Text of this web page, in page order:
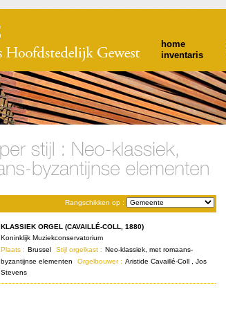
home
inventaris
Rangschikken op :
KLASSIEK ORGEL (CAVAILLÉ-COLL, 1880)
Koninklijk Muziekconservatorium
Plaats : Brussel Stijl orgelkast : Neo-klassiek, met romaans-
byzantijnse elementen
Orgelbouwer : Aristide Cavaillé-Coll , Jos
Stevens